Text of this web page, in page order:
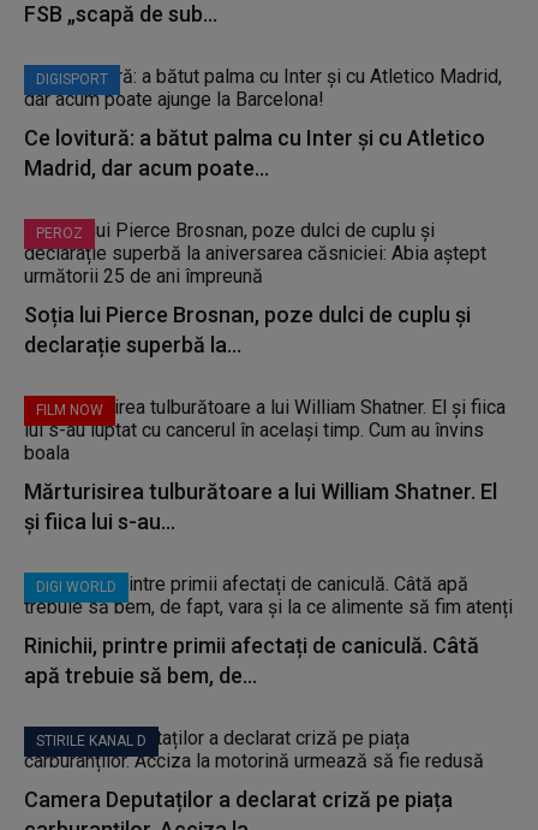
FSB „scapă de sub...
DIGISPORT
Ce lovitură: a bătut palma cu Inter și cu Atletico
Madrid, dar acum poate...
PEROZ
Soția lui Pierce Brosnan, poze dulci de cuplu și
declarație superbă la...
FILM NOW
Mărturisirea tulburătoare a lui William Shatner. El
și fiica lui s-au...
DIGI WORLD
Rinichii, printre primii afectați de caniculă. Câtă
apă trebuie să bem, de...
STIRILE KANAL D
Camera Deputaților a declarat criză pe piața